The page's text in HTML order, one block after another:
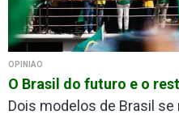
OPINIÃO
O Brasil do futuro e o
Dois modelos de Brasil